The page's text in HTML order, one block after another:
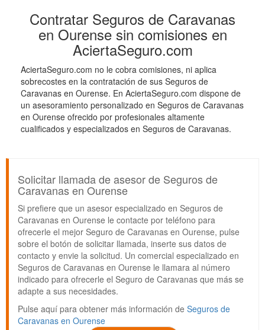
Contratar Seguros de Caravanas
en Ourense sin comisiones en
AciertaSeguro.com
AciertaSeguro.com no le cobra comisiones, ni aplica
sobrecostes en la contratación de sus Seguros de
Caravanas en Ourense. En AciertaSeguro.com dispone de
un asesoramiento personalizado en Seguros de Caravanas
en Ourense ofrecido por profesionales altamente
cualificados y especializados en Seguros de Caravanas.
Solicitar llamada de asesor de Seguros de
Caravanas en Ourense
Si prefiere que un asesor especializado en Seguros de
Caravanas en Ourense le contacte por teléfono para
ofrecerle el mejor Seguro de Caravanas en Ourense, pulse
sobre el botón de solicitar llamada, inserte sus datos de
contacto y envie la solicitud. Un comercial especializado en
Seguros de Caravanas en Ourense le llamara al número
indicado para ofrecerle el Seguro de Caravanas que más se
adapte a sus necesidades.
Pulse aquí para obtener más información de Seguros de
Caravanas en Ourense